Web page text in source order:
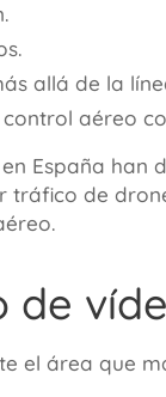
allá de la
aéreo
España
tráfico de
de
el área que